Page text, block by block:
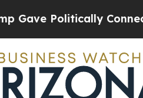
Connected oil